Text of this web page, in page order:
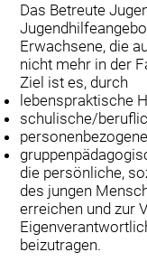
Das Betreute
Erwachsene, die
nicht mehr in der
Ziel ist es, durch
lebenspraktische
schulische/
die persönliche,
des jungen
erreichen und zur
beizutragen.